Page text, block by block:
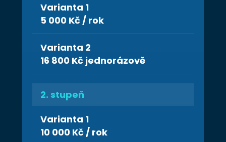
Varianta 1
5 000 Kč / rok
Varianta 2
16 800 Kč jednorázově
2. stupeň
Varianta 1
10 000 Kč / rok